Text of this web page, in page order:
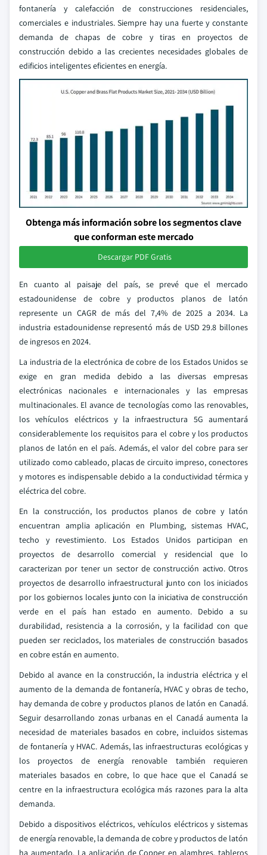
fontanería y calefacción de construcciones residenciales,
comerciales e industriales. Siempre hay una fuerte y constante
demanda de chapas de cobre y tiras en proyectos de
construcción debido a las crecientes necesidades globales de
edificios inteligentes eficientes en energía.
Obtenga más información sobre los segmentos clave
que conforman este mercado
Descargar PDF Gratis
En cuanto al paisaje del país, se prevé que el mercado
estadounidense de cobre y productos planos de latón
represente un CAGR de más del 7,4% de 2025 a 2034. La
industria estadounidense representó más de USD 29.8 billones
de ingresos en 2024.
La industria de la electrónica de cobre de los Estados Unidos se
exige en gran medida debido a las diversas empresas
electrónicas nacionales e internacionales y las empresas
multinacionales. El avance de tecnologías como las renovables,
los vehículos eléctricos y la infraestructura 5G aumentará
considerablemente los requisitos para el cobre y los productos
planos de latón en el país. Además, el valor del cobre para ser
utilizado como cableado, placas de circuito impreso, conectores
y motores es indispensable debido a la conductividad térmica y
eléctrica del cobre.
En la construcción, los productos planos de cobre y latón
encuentran amplia aplicación en Plumbing, sistemas HVAC,
techo y revestimiento. Los Estados Unidos participan en
proyectos de desarrollo comercial y residencial que lo
caracterizan por tener un sector de construcción activo. Otros
proyectos de desarrollo infraestructural junto con los iniciados
por los gobiernos locales junto con la iniciativa de construcción
verde en el país han estado en aumento. Debido a su
durabilidad, resistencia a la corrosión, y la facilidad con que
pueden ser reciclados, los materiales de construcción basados
en cobre están en aumento.
Debido al avance en la construcción, la industria eléctrica y el
aumento de la demanda de fontanería, HVAC y obras de techo,
hay demanda de cobre y productos planos de latón en Canadá.
Seguir desarrollando zonas urbanas en el Canadá aumenta la
necesidad de materiales basados en cobre, incluidos sistemas
de fontanería y HVAC. Además, las infraestructuras ecológicas y
los proyectos de energía renovable también requieren
materiales basados en cobre, lo que hace que el Canadá se
centre en la infraestructura ecológica más razones para la alta
demanda.
Debido a dispositivos eléctricos, vehículos eléctricos y sistemas
de energía renovable, la demanda de cobre y productos de latón
ha aumentado. La aplicación de Copper en alambres, tableros